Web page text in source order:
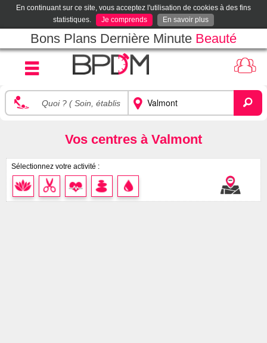
En continuant sur ce site, vous acceptez l'utilisation de cookies à des fins
statistiques.
Je comprends En savoir plus
Bons Plans Dernière Minute Beauté
Vos centres à Valmont
Sélectionnez votre activité :